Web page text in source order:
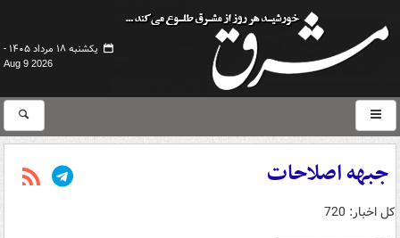
یکشنبه ۱۸ مرداد ۱۴۰۵ -
Aug 9 2026
جبهه اصلاحات
کل اخبار: 720